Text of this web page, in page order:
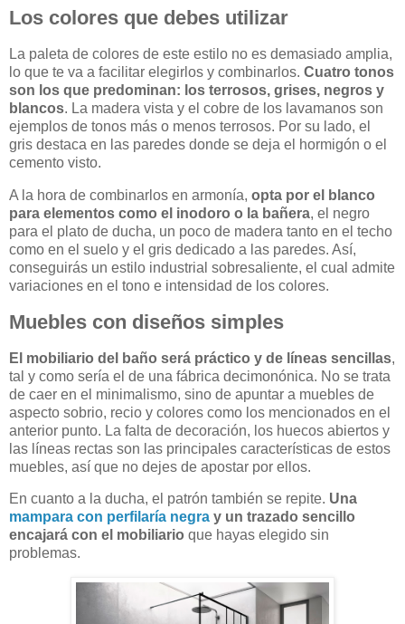
Los colores que debes utilizar
La paleta de colores de este estilo no es demasiado amplia,
lo que te va a facilitar elegirlos y combinarlos. Cuatro tonos
son los que predominan: los terrosos, grises, negros y
blancos. La madera vista y el cobre de los lavamanos son
ejemplos de tonos más o menos terrosos. Por su lado, el
gris destaca en las paredes donde se deja el hormigón o el
cemento visto.
A la hora de combinarlos en armonía, opta por el blanco
para elementos como el inodoro o la bañera, el negro
para el plato de ducha, un poco de madera tanto en el techo
como en el suelo y el gris dedicado a las paredes. Así,
conseguirás un estilo industrial sobresaliente, el cual admite
variaciones en el tono e intensidad de los colores.
Muebles con diseños simples
El mobiliario del baño será práctico y de líneas sencillas,
tal y como sería el de una fábrica decimonónica. No se trata
de caer en el minimalismo, sino de apuntar a muebles de
aspecto sobrio, recio y colores como los mencionados en el
anterior punto. La falta de decoración, los huecos abiertos y
las líneas rectas son las principales características de estos
muebles, así que no dejes de apostar por ellos.
En cuanto a la ducha, el patrón también se repite. Una
mampara con perfilaría negra y un trazado sencillo
encajará con el mobiliario que hayas elegido sin
problemas.